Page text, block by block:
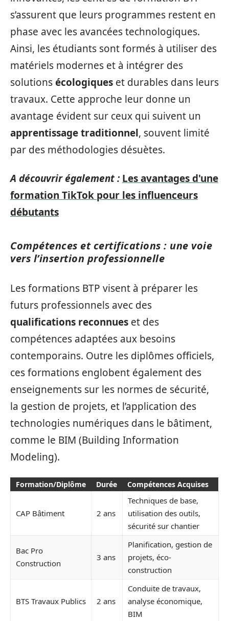
s’assurent que leurs programmes restent en
phase avec les avancées technologiques.
Ainsi, les étudiants sont formés à utiliser des
matériels modernes et à intégrer des
solutionsécologiques et durables dans leurs
travaux. Cette approche leur donne un
avantage évident sur ceux qui suivent un
apprentissage traditionnel, souvent limité
par des méthodologies désuètes.
A découvrir également : Les avantages d'une
formation TikTok pour les influenceurs
débutants
Compétences et certifications : une voie
vers l’insertion professionnelle
Les formations BTP visent à préparer les
futurs professionnels avec des
qualifications reconnues et des
compétences adaptées aux besoins
contemporains. Outre les diplômes officiels,
ces formations englobent également des
enseignements sur les normes de sécurité,
la gestion de projets, et l’application des
technologies numériques dans le bâtiment,
comme le BIM (Building Information
Modeling).
Formation/Diplôme Durée Compétences Acquises
CAP Bâtiment 2 ans
Techniques de base,
utilisation des outils,
sécurité sur chantier
Bac Pro
Construction
3 ans
Planification, gestion de
projets, éco-
construction
BTS Travaux Publics 2 ans
Conduite de travaux,
analyse économique,
BIM